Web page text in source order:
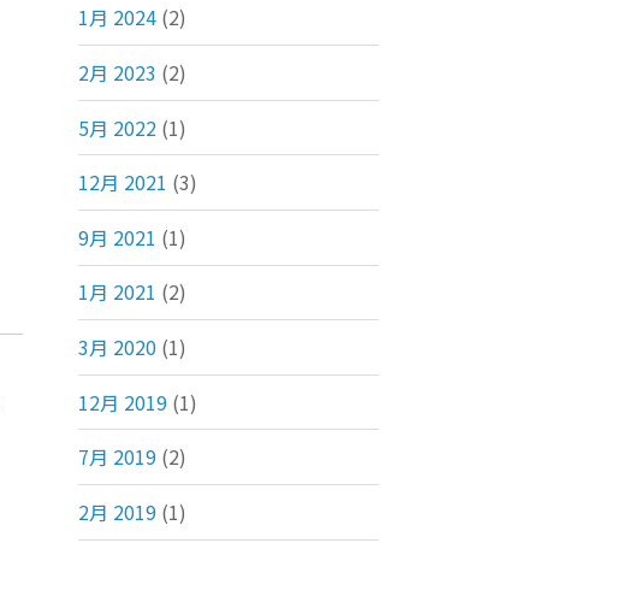
1月 2024 (2)
2月 2023 (2)
5月 2022 (1)
12月 2021 (3)
9月 2021 (1)
1月 2021 (2)
3月 2020 (1)
12月 2019 (1)
7月 2019 (2)
2月 2019 (1)